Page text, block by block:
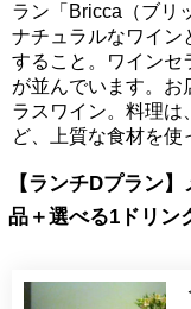
ラン「Bricca（ブリ
ナチュラルなワイン
すること。ワインセ
が並んでいます。お
ラスワイン。料理は
ど、上質な食材を使
【ランチDプラン
品＋選べる1ドリン